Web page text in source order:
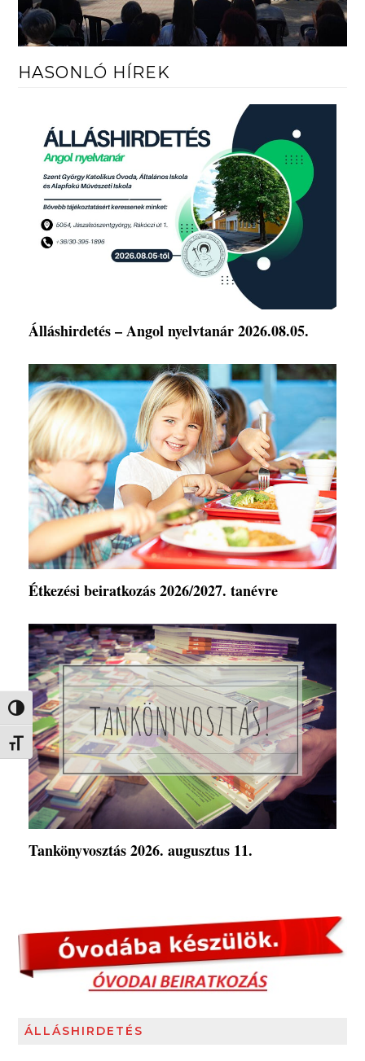
Nagy kontraszt váltása
Betűméret váltása
HASONLÓ HÍREK
Álláshirdetés – Angol nyelvtanár 2026.08.05.
Étkezési beiratkozás 2026/2027. tanévre
Tankönyvosztás 2026. augusztus 11.
ÁLLÁSHIRDETÉS